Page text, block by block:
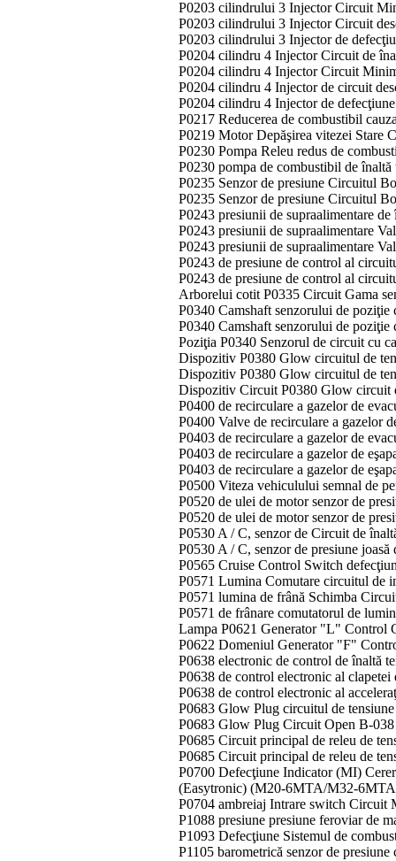
P0203 cilindrului 3 Injector Circuit
P0203 cilindrului 3 Injector Circuit
P0203 cilindrului 3 Injector de
P0204 cilindru 4 Injector Circuit de
P0204 cilindru 4 Injector Circuit
P0204 cilindru 4 Injector de circuit
P0204 cilindru 4 Injector de
P0217 Reducerea de combustibil
P0219 Motor Depăşirea vitezei Stare
P0230 Pompa Releu redus de
P0230 pompa de combustibil de
P0235 Senzor de presiune Circuitul
P0235 Senzor de presiune Circuitul
P0243 presiunii de supraalimentare
P0243 presiunii de supraalimentare
P0243 presiunii de supraalimentare
P0243 de presiune de control al
P0243 de presiune de control al
Arborelui cotit P0335 Circuit Gama
P0340 Camshaft senzorului de
P0340 Camshaft senzorului de
Poziţia P0340 Senzorul de circuit cu
Dispozitiv P0380 Glow circuitul de
Dispozitiv P0380 Glow circuitul de
Dispozitiv Circuit P0380 Glow circuit
P0400 de recirculare a gazelor de
P0400 Valve de recirculare a gazelor
P0403 de recirculare a gazelor de
P0403 de recirculare a gazelor de
P0403 de recirculare a gazelor de
P0500 Viteza vehiculului semnal de
P0520 de ulei de motor senzor de
P0520 de ulei de motor senzor de
P0530 A / C, senzor de Circuit de
P0530 A / C, senzor de presiune
P0565 Cruise Control Switch
P0571 Lumina Comutare circuitul de
P0571 lumina de frână Schimba
P0571 de frânare comutatorul de
Lampa P0621 Generator "L" Control
P0622 Domeniul Generator "F"
P0638 electronic de control de înaltă
P0638 de control electronic al clapetei
P0638 de control electronic al
P0683 Glow Plug circuitul de
P0683 Glow Plug Circuit Open B-038
P0685 Circuit principal de releu de
P0685 Circuit principal de releu de
P0700 Defecţiune Indicator (MI)
(Easytronic) (M20-6MTA/M32-
P0704 ambreiaj Intrare switch
P1088 presiune presiune feroviar de
P1093 Defecţiune Sistemul de
P1105 barometrică senzor de